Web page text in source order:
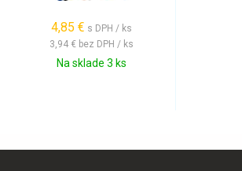
4,85 € s DPH / ks
3,94 € bez DPH / ks
Na sklade 3 ks